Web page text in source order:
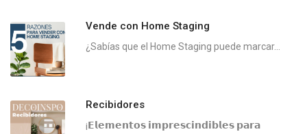
Vende con Home Staging
¿Sabías que el Home Staging puede marcar...
Recibidores
¡𝗘𝗹𝗲𝗺𝗲𝗻𝘁𝗼𝘀 𝗶𝗺𝗽𝗿𝗲𝘀𝗰𝗶𝗻𝗱𝗶𝗯𝗹𝗲𝘀 𝗽𝗮𝗿𝗮